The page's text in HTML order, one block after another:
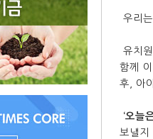
우리
유치
함께
후, 아
‘오늘
보낼지